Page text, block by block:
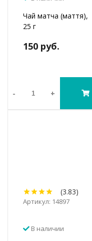
Чай матча (маття),
25 г
150 руб.
- +
(3.83)
Артикул: 14897
В наличии